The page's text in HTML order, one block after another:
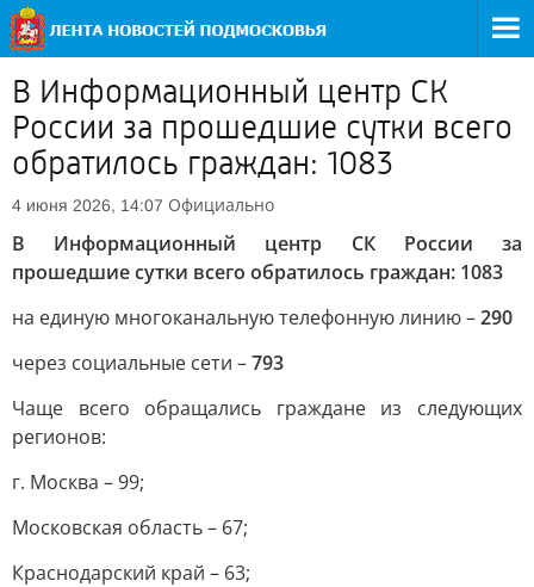
В Информационный центр СК
России за прошедшие сутки всего
обратилось граждан: 1083
4 июня 2026, 14:07 Официально
В Информационный центр СК России за
прошедшие сутки всего обратилось граждан: 1083
на единую многоканальную телефонную линию –290
через социальные сети –793
Чаще всего обращались граждане из следующих
регионов:
г. Москва – 99;
Московская область – 67;
Краснодарский край – 63;